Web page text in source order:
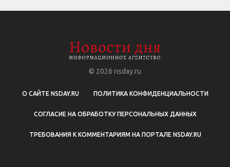
© 2026 nsday.ru
О САЙТЕ NSDAY.RU ПОЛИТИКА КОНФИДЕНЦИАЛЬНОСТИ
СОГЛАСИЕ НА ОБРАБОТКУ ПЕРСОНАЛЬНЫХ ДАННЫХ
ТРЕБОВАНИЯ К КОММЕНТАРИЯМ НА ПОРТАЛЕ NSDAY.RU